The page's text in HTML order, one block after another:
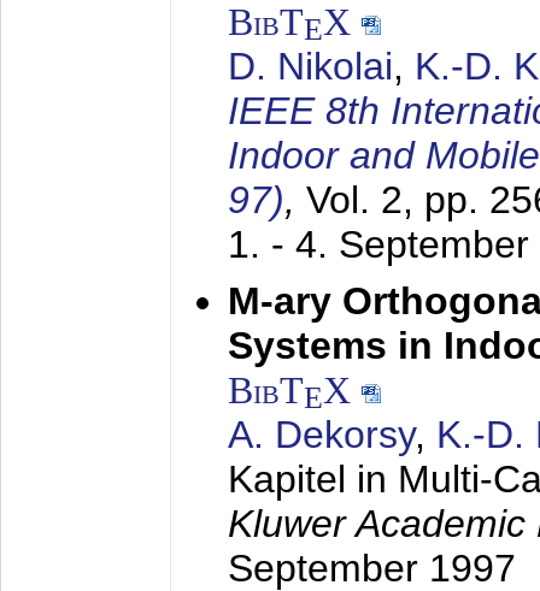
BibTEX
D. Nikolai, K.-D.
IEEE 8th
Indoor and
97), Vol. 2, pp.
1. - 4. September
M-ary
Systems in
BibTEX
A. Dekorsy, K.-D.
Kapitel in Multi-
Kluwer
September 1997